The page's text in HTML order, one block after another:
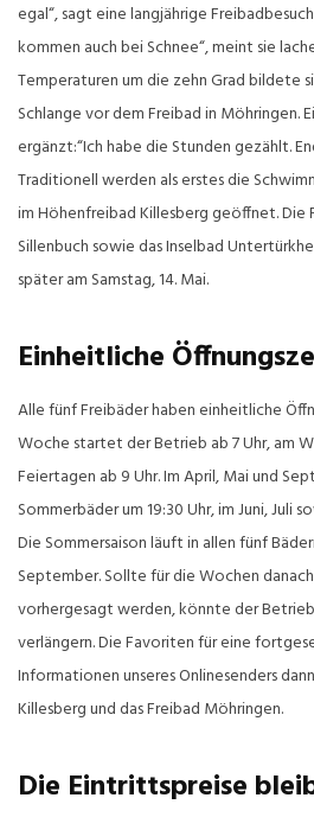
egal“, sagt eine langjährige
kommen auch bei Schnee“, meint sie
Temperaturen um die zehn Grad bildete
Schlange vor dem Freibad in Möhringen.
ergänzt:“Ich habe die Stunden gezählt.
Traditionell werden als erstes die
im Höhenfreibad Killesberg geöffnet. Die
Sillenbuch sowie das Inselbad
später am Samstag, 14. Mai.
Einheitliche
Alle fünf Freibäder haben einheitliche
Woche startet der Betrieb ab 7 Uhr, am
Feiertagen ab 9 Uhr. Im April, Mai und
Sommerbäder um 19:30 Uhr, im Juni, Juli
Die Sommersaison läuft in allen fünf
September. Sollte für die Wochen
vorhergesagt werden, könnte der
verlängern. Die Favoriten für eine
Informationen unseres Onlinesenders
Killesberg und das Freibad Möhringen.
Die Eintrittspreise